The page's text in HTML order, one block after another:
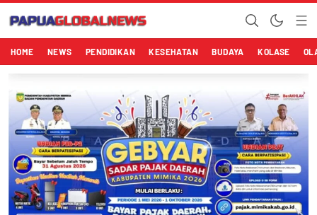
Papuaglobalnews.com
Menulis Fakta dengan Hati Bening
HOME NEWS PENDIDIKAN KESEHATAN BUDAYA KOLASE